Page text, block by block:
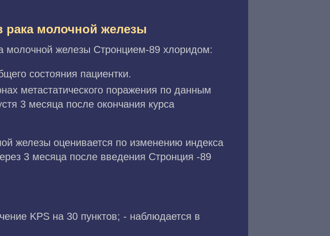
рака молочной железы
молочной железы Стронцием-89 хлоридом:
состояния пациентки.
метастатического поражения по данным
3 месяца после окончания курса
железы оценивается по изменению индекса
3 месяца после введения Стронция -89
KPS на 30 пунктов; - наблюдается в